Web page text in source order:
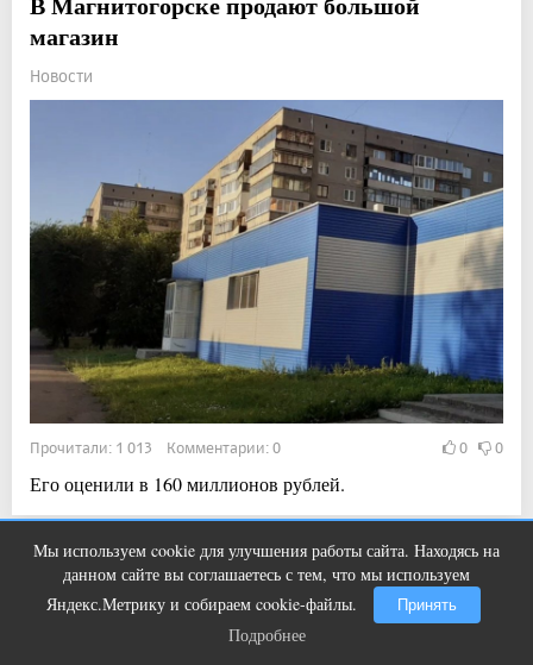
магазин
Новости
Прочитали: 1 013 Комментарии: 0 0 0
Его оценили в 160 миллионов рублей.
22:50, 6 авг 2026
В Магнитогорске идет реконструкция
важной для города дороги
Мы используем cookie для улучшения работы сайта. Находясь на
данном сайте вы соглашаетесь с тем, что мы используем
Яндекс.Метрику и собираем cookie-файлы.
Принять
Подробнее
Ролик длится пару секунд, но вы
будете в шоке от увиденного
Подробнее